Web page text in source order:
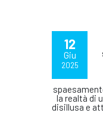
12
Giu
2025
la realtà di
disillusa e